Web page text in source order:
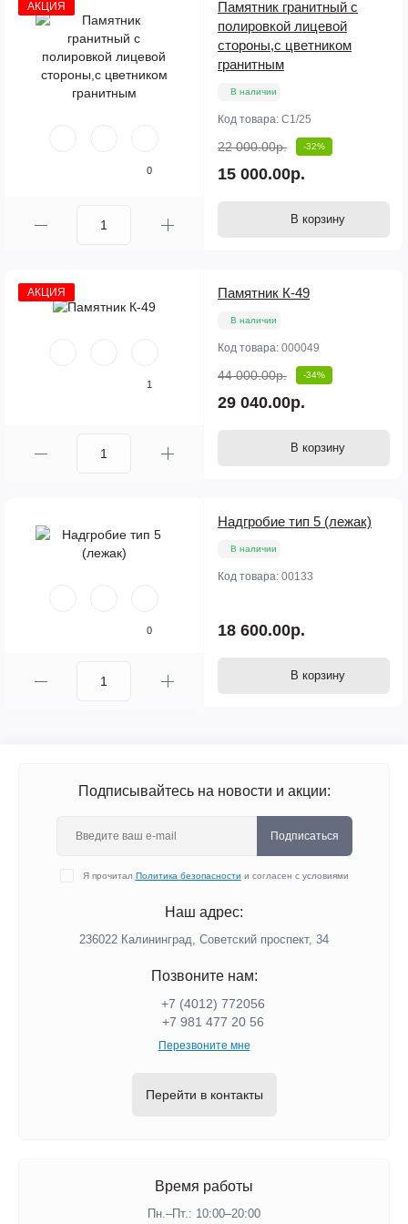
АКЦИЯ
0
Памятник гранитный с
полировкой лицевой
стороны,с цветником
гранитным
В наличии
Код товара: С1/25
22 000.00р. -32%
15 000.00р.
В корзину
АКЦИЯ
1
Памятник К-49
В наличии
Код товара: 000049
44 000.00р. -34%
29 040.00р.
В корзину
0
Надгробие тип 5 (лежак)
В наличии
Код товара: 00133
18 600.00р.
В корзину
Подписывайтесь на новости и акции:
Подписаться
Я прочитал Политика безопасности и согласен с условиями
Наш адрес:
236022 Калининград, Советский проспект, 34
Позвоните нам:
+7 (4012) 772056
+7 981 477 20 56
Перезвоните мне
Перейти в контакты
Время работы
Пн.–Пт.: 10:00–20:00​​